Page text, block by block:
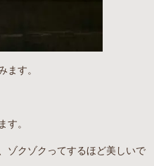
ます。
す。
ゾクゾクってするほど美しいで